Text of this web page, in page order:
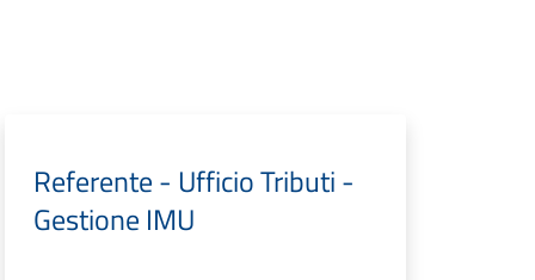
Referente - Ufficio Tributi -
Gestione IMU